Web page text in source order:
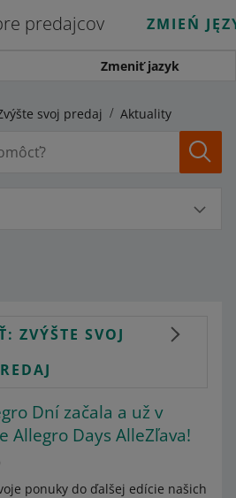
predajcov ZMIEŃ
Zmeniť jazyk
svoj predaj Aktuality
ZVÝŠTE SVOJ
Dní začala a už v
Allegro Days AlleZľava!
ponuky do ďalšej edície našich